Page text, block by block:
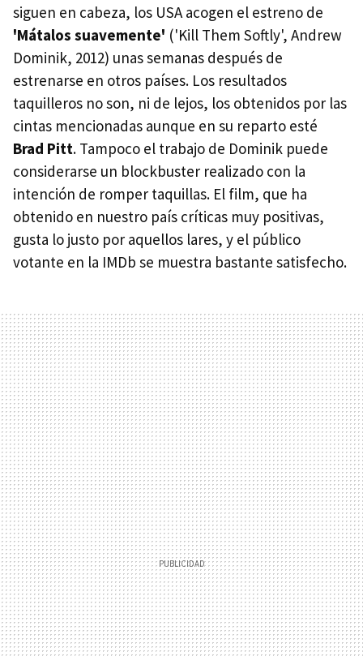
siguen en cabeza, los USA acogen el estreno de
'Mátalos suavemente' ('Kill Them Softly', Andrew
Dominik, 2012) unas semanas después de
estrenarse en otros países. Los resultados
taquilleros no son, ni de lejos, los obtenidos por las
cintas mencionadas aunque en su reparto esté
Brad Pitt. Tampoco el trabajo de Dominik puede
considerarse un blockbuster realizado con la
intención de romper taquillas. El film, que ha
obtenido en nuestro país críticas muy positivas,
gusta lo justo por aquellos lares, y el público
votante en la IMDb se muestra bastante satisfecho.